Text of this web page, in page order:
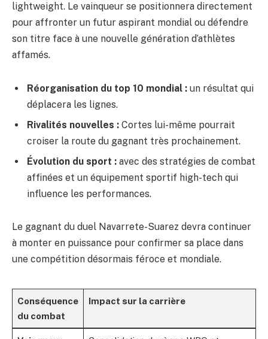
lightweight. Le vainqueur se positionnera directement
pour affronter un futur aspirant mondial ou défendre
son titre face à une nouvelle génération d’athlètes
affamés.
Réorganisation du top 10 mondial : un résultat qui
déplacera les lignes.
Rivalités nouvelles : Cortes lui-même pourrait
croiser la route du gagnant très prochainement.
Évolution du sport : avec des stratégies de combat
affinées et un équipement sportif high-tech qui
influence les performances.
Le gagnant du duel Navarrete-Suarez devra continuer
à monter en puissance pour confirmer sa place dans
une compétition désormais féroce et mondiale.
Conséquence
du combat
Impact sur la carrière